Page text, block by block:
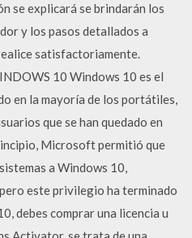
se explicará se brindarán los
y los pasos detallados a
satisfactoriamente.
10 Windows 10 es el
en la mayoría de los portátiles,
que se han quedado en
Microsoft permitió que
a Windows 10,
este privilegio ha terminado
debes comprar una licencia u